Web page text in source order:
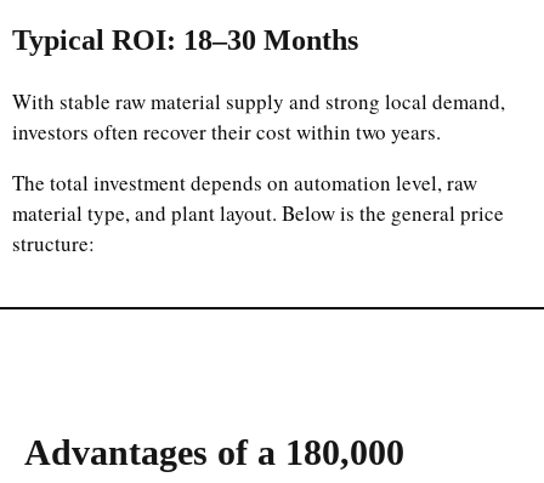
Typical ROI: 18–30 Months
With stable raw material supply and strong local demand,
investors often recover their cost within two years.
The total investment depends on automation level, raw
material type, and plant layout. Below is the general price
structure:
Advantages of a 180,000